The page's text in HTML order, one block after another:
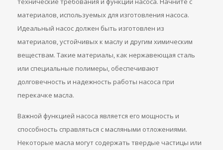
материалов, используемых для изготовления насоса.
Идеальный насос должен быть изготовлен из
материалов, устойчивых к маслу и другим химическим
веществам. Такие материалы, как нержавеющая сталь
или специальные полимеры, обеспечивают
долговечность и надежность работы насоса при
перекачке масла.
Важной функцией насоса является его мощность и
способность справляться с масляными отложениями.
Некоторые масла могут содержать твердые частицы или